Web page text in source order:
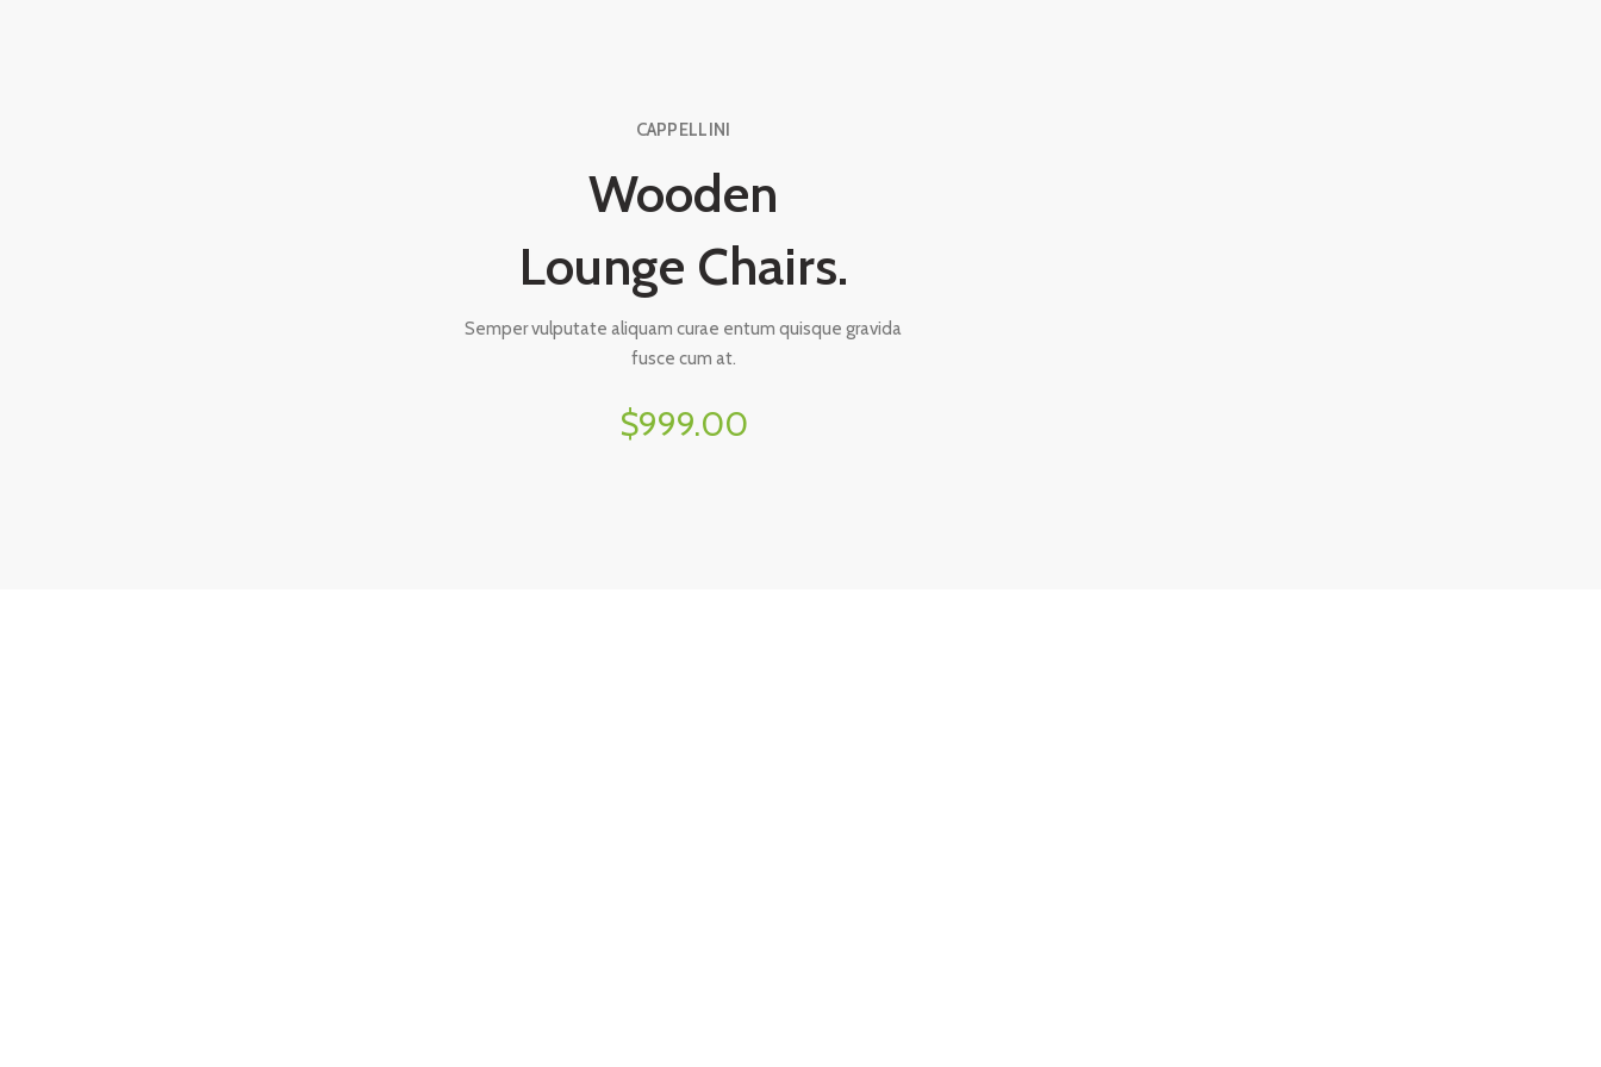
CAPPELLINI
Wooden
Lounge Chairs.
Semper vulputate aliquam curae entum quisque gravida
fusce cum at.
$999.00